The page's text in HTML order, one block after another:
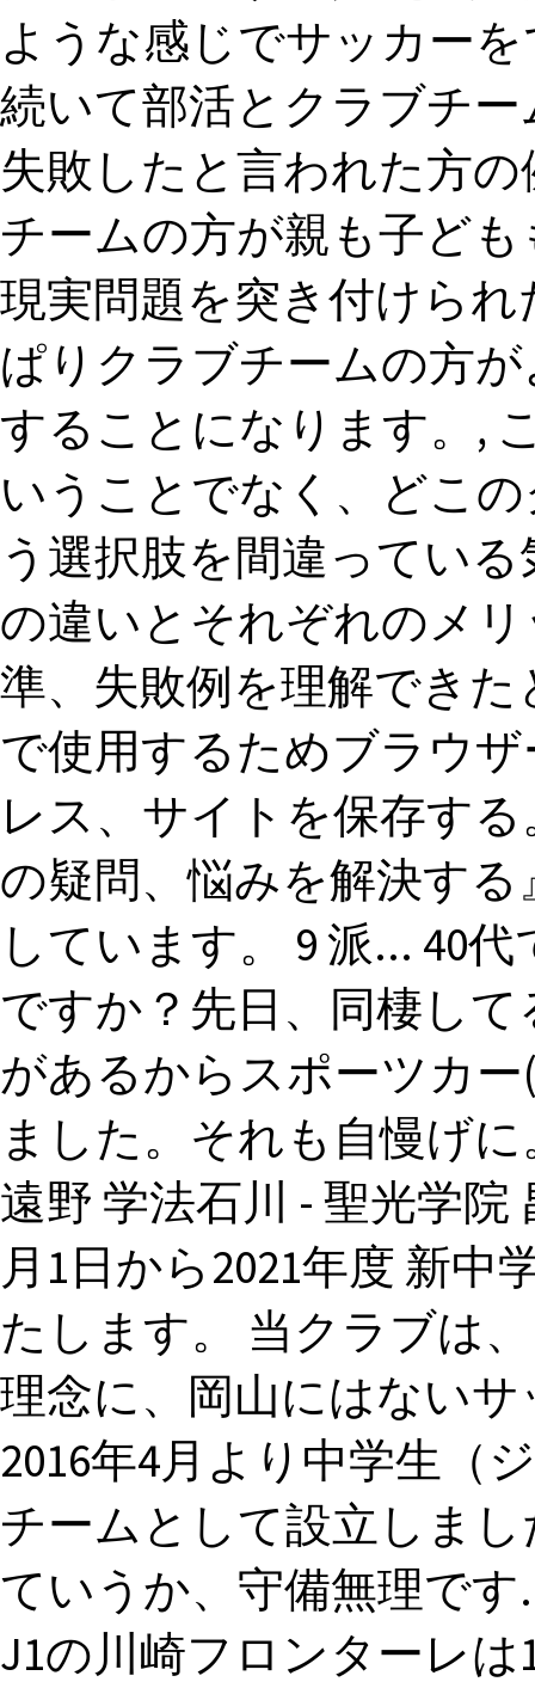
ような感じでサッカー
続いて部活とクラブチ
失敗したと言われた方
チームの方が親も子ど
現実問題を突き付けら
ぱりクラブチームの方
することになります。,
いうことでなく、どこ
う選択肢を間違ってい
の違いとそれぞれのメ
準、失敗例を理解でき
で使用するためブラウ
レス、サイトを保存す
の疑問、悩みを解決す
しています。 9 派... 40
ですか？先日、同棲し
があるからスポーツカ
ました。それも自慢げ
遠野 学法石川 - 聖光学院
月1日から2021年度 新中
たします。 当クラブは
理念に、岡山にはない
2016年4月より中学生（
チームとして設立しま
ていうか、守備無理で
J1の川崎フロンターレ